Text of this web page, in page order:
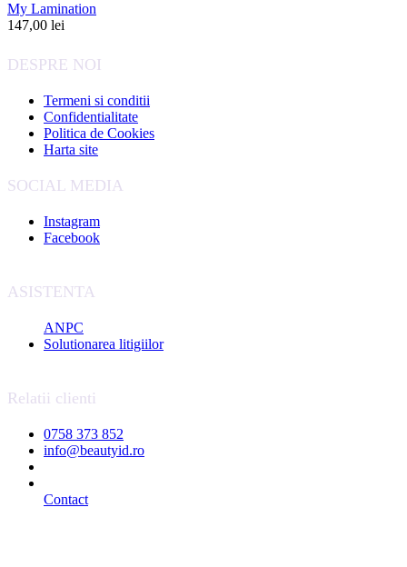
My Lamination
147,00 lei
DESPRE NOI
Termeni si conditii
Confidentialitate
Politica de Cookies
Harta site
SOCIAL MEDIA
Instagram
Facebook
ASISTENTA
ANPC
Solutionarea litigiilor
Relatii clienti
0758 373 852
info@beautyid.ro
Contact